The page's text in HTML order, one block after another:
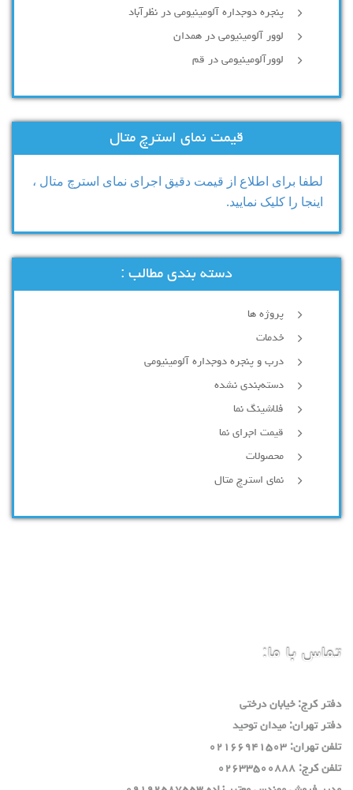
پنجره دوجداره آلومینیومی در نظرآباد
لوور آلومینیومی در همدان
لوورآلومینیومی در قم
قیمت نمای استرچ متال
لطفا برای اطلاع از قیمت دقیق اجرای نمای استرچ متال ،
اینجا را کلیک نمایید.
دسته بندی مطالب :
پروژه ها
خدمات
درب و پنجره دوجداره آلومینیومی
دسته‌بندی نشده
فلاشینگ نما
قیمت اجرای نما
محصولات
نمای استرچ متال
تماس با ما:
دفتر كرج: خيابان درختي
دفتر تهران: ميدان توحيد
تلفن تهران: ٠٢١٦٦٩٤١٥٠٣
تلفن كرج: ٠٢٦٣٣٥٠٠٨٨٨